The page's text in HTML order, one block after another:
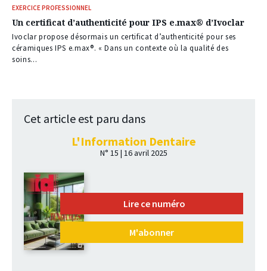
EXERCICE PROFESSIONNEL
Un certificat d’authenticité pour IPS e.max® d’Ivoclar
Ivoclar propose désormais un certificat d’authenticité pour ses
céramiques IPS e.max®. « Dans un contexte où la qualité des
soins...
Cet article est paru dans
L'Information Dentaire
N° 15 | 16 avril 2025
Lire ce numéro
M'abonner